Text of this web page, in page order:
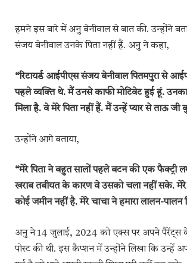
हमने इस बारे में अनु बेनीवाल से बात की. उन्होंने
संजय बेनीवाल उनके पिता नहीं हैं. अनु ने कहा,
“रिटायर्ड आईपीएस संजय बेनीवाल पितमपुरा से
पहले व्यक्ति थे. मैं उनसे काफी मोटिवेट हुई हूं.
मिला है. वे मेरे पिता नहीं हैं. मैं उन्हें प्यार से ताऊ जी
उन्होंने आगे बताया,
“मेरे पिता ने बहुत सालों पहले बटन की एक फैक्ट्री
खराब तबीयत के कारण वे उसको चला नहीं सके. मेरे
कोई जमीन नहीं है. मेरे चाचा ने हमारा लालन-पालन
अनु ने 14 जुलाई, 2024 को एक्स पर अपने पैरेंट्स
पोस्ट की थी. इस कैप्शन में उन्होंने लिखा कि उन्हें